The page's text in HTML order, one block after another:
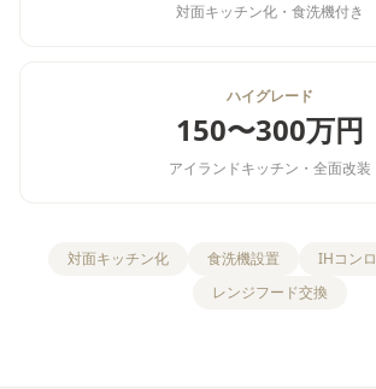
対面キッチン化・食洗機付き
ハイグレード
150〜300万円
アイランドキッチン・全面改装
対面キッチン化 食洗機設置 IHコンロ
レンジフード交換